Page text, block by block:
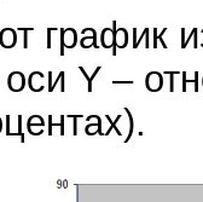
график
Y –